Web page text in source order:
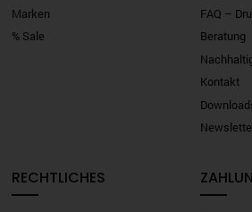
Marken
% Sale
FAQ –
Beratung
Kontakt
RECHTLICHES